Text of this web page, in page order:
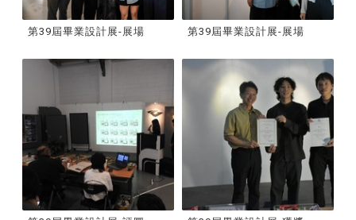
第39屆畢業設計展-展場 第39屆畢業設計展-展場